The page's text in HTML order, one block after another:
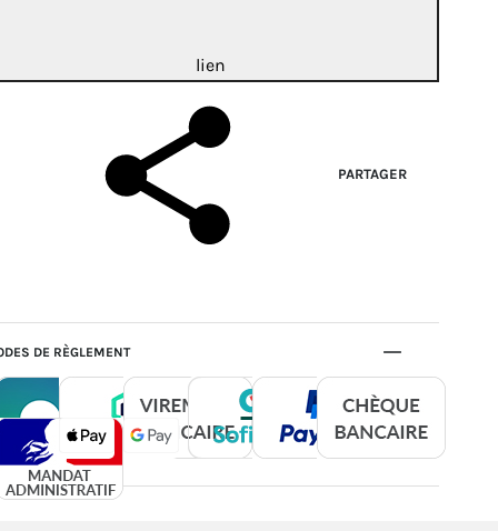
lien
PARTAGER
DE RÈGLEMENT